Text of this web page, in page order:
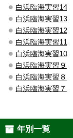
白浜臨海実習14
白浜臨海実習13
白浜臨海実習12
白浜臨海実習11
白浜臨海実習10
白浜臨海実習９
白浜臨海実習８
白浜臨海実習７
年別一覧